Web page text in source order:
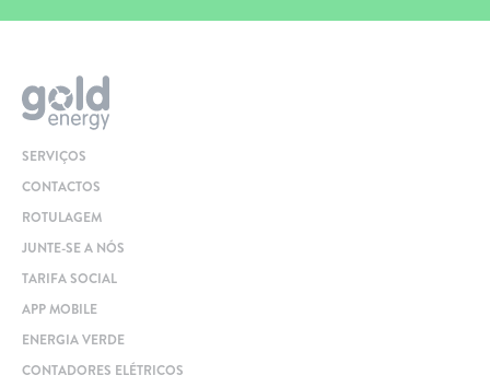
SERVIÇOS
CONTACTOS
ROTULAGEM
JUNTE-SE A NÓS
TARIFA SOCIAL
APP MOBILE
ENERGIA VERDE
CONTADORES ELÉTRICOS